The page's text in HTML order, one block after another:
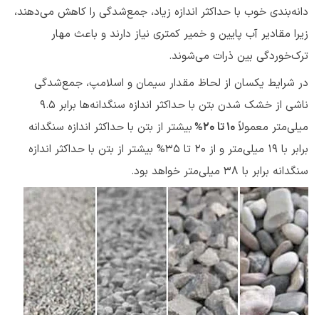
دانه‌بندی خوب با حداکثر اندازه زیاد، جمع‌شدگی را کاهش می‌دهند،
زیرا مقادیر آب پایین و خمیر کمتری نیاز دارند و باعث مهار
ترک‌خوردگی بین ذرات می‌شوند.
در شرایط یکسان از لحاظ مقدار سیمان و اسلامپ، جمع‌شدگی
ناشی از خشک شدن بتن با حداکثر اندازه سنگدانه‌ها برابر 9.5
میلی‌متر معمولاً
بیشتر از بتن با حداکثر اندازه سنگدانه
برابر با 19 میلی‌متر و از ۲۰ تا ۳۵% بیشتر از بتن با حداکثر اندازه
سنگدانه برابر با ۳۸ میلی‌متر خواهد بود.